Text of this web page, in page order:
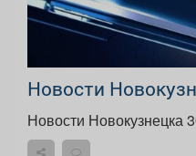
Новости
Новости Новокузнецка